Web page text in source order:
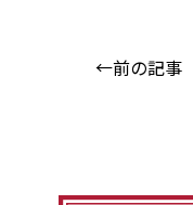
←前の記事